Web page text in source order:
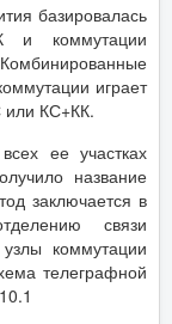
базировалась
и коммутации
играет
или КС+КК.
ее участках
название
заключается в
связи
коммутации
телеграфной